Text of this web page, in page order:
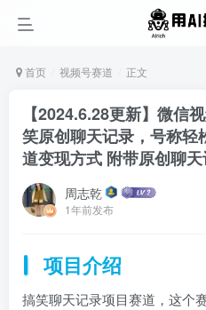
首页 视频号赛道 正文
【2024.6.28更新】微信
笑原创聊天记录，号称轻
道变现方式 附带原创聊
周志乾
1年前发布
项目介绍
搞笑聊天记录项目赛道，这个